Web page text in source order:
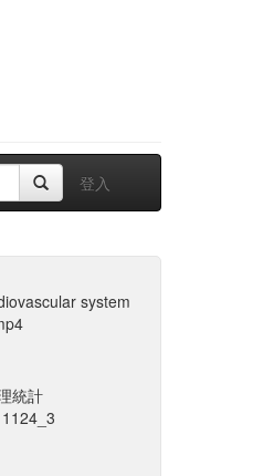
登入
system
統計